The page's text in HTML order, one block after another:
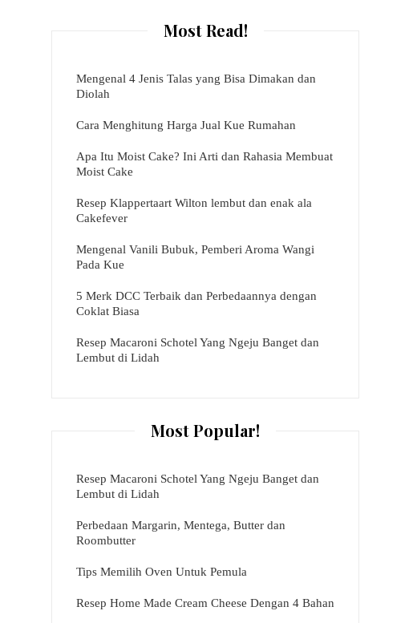
Most Read!
Mengenal 4 Jenis Talas yang Bisa Dimakan dan
Diolah
Cara Menghitung Harga Jual Kue Rumahan
Apa Itu Moist Cake? Ini Arti dan Rahasia Membuat
Moist Cake
Resep Klappertaart Wilton lembut dan enak ala
Cakefever
Mengenal Vanili Bubuk, Pemberi Aroma Wangi
Pada Kue
5 Merk DCC Terbaik dan Perbedaannya dengan
Coklat Biasa
Resep Macaroni Schotel Yang Ngeju Banget dan
Lembut di Lidah
Most Popular!
Resep Macaroni Schotel Yang Ngeju Banget dan
Lembut di Lidah
Perbedaan Margarin, Mentega, Butter dan
Roombutter
Tips Memilih Oven Untuk Pemula
Resep Home Made Cream Cheese Dengan 4 Bahan